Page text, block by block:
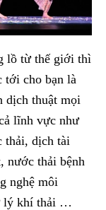
lồ từ thế giới thì
tới cho bạn là
dịch thuật mọi
lĩnh vực như
thải, dịch tài
nước thải bệnh
nghệ môi
lý khí thải …